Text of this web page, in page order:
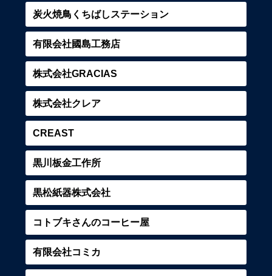
炭火焼鳥くちばしステーション
有限会社國島工務店
株式会社GRACIAS
株式会社クレア
CREAST
黒川板金工作所
黒松紙器株式会社
コトブキさんのコーヒー屋
有限会社コミカ